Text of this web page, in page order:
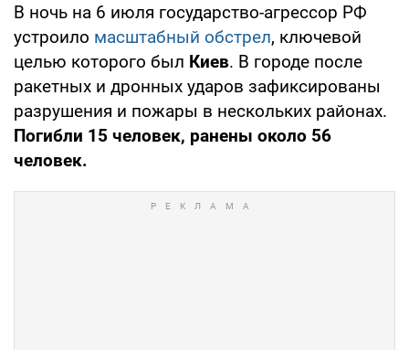
В ночь на 6 июля государство-агрессор РФ
устроило масштабный обстрел, ключевой
целью которого был Киев. В городе после
ракетных и дронных ударов зафиксированы
разрушения и пожары в нескольких районах.
Погибли 15 человек, ранены около 56
человек.